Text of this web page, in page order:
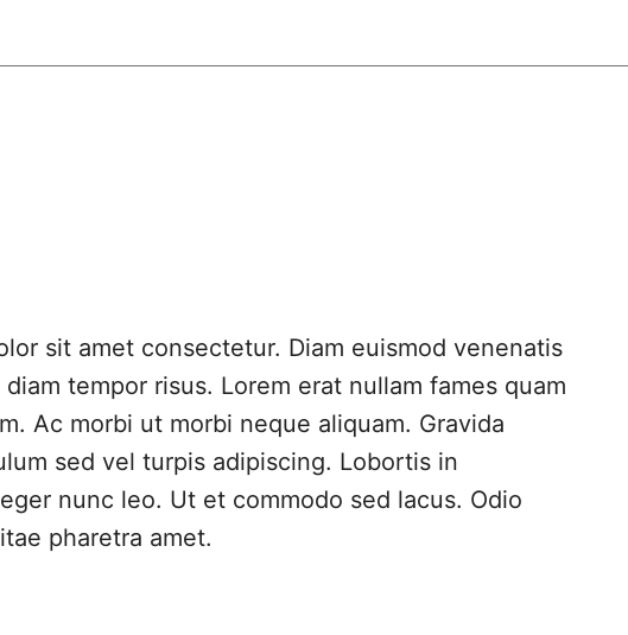
sit amet consectetur. Diam euismod venenatis
tempor risus. Lorem erat nullam fames quam
Ac morbi ut morbi neque aliquam. Gravida
sed vel turpis adipiscing. Lobortis in
nunc leo. Ut et commodo sed lacus. Odio
pharetra amet.